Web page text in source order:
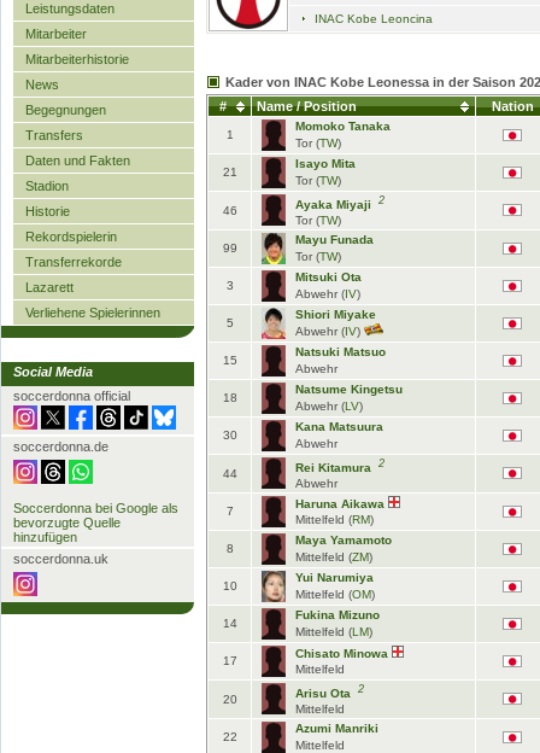
Leistungsdaten
Mitarbeiter
Mitarbeiterhistorie
News
Begegnungen
Transfers
Daten und Fakten
Stadion
Historie
Rekordspielerin
Transferrekorde
Lazarett
Verliehene Spielerinnen
Social Media
soccerdonna official
soccerdonna.de
Soccerdonna bei Google als
bevorzugte Quelle
hinzufügen
soccerdonna.uk
INAC Kobe Leoncina
Kader von INAC Kobe Leonessa in der Saison
#
Name / Position Nation
1
Momoko Tanaka
Tor (TW)
21
Isayo Mita
Tor (TW)
46 Ayaka Miyaji 2
Tor (TW)
99
Mayu Funada
Tor (TW)
3
Mitsuki Ota
Abwehr (IV)
5
Shiori Miyake
Abwehr (IV)
15
Natsuki Matsuo
Abwehr
18
Natsume Kingetsu
Abwehr (LV)
30
Kana Matsuura
Abwehr
44 Rei Kitamura 2
Abwehr
7
Haruna Aikawa
Mittelfeld (RM)
8
Maya Yamamoto
Mittelfeld (ZM)
10
Yui Narumiya
Mittelfeld (OM)
14
Fukina Mizuno
Mittelfeld (LM)
17
Chisato Minowa
Mittelfeld
20 Arisu Ota 2
Mittelfeld
22
Azumi Manriki
Mittelfeld
WE League
0:1
Alle Begegnungen: INAC Kobe